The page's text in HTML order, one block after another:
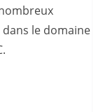
le domaine